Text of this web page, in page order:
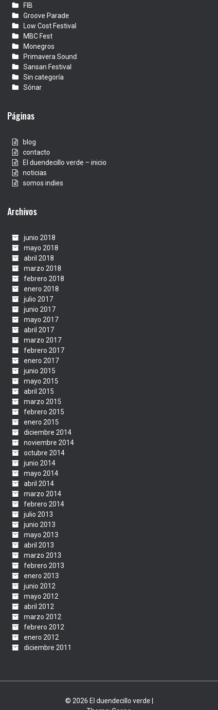
FIB
Groove Parade
Low Cost Festival
MBC Fest
Monegros
Primavera Sound
Sansan Festival
Sin categoría
Sónar
Páginas
blog
contacto
El duendecillo verde – inicio
noticias
somos indies
Archivos
junio 2018
mayo 2018
abril 2018
marzo 2018
febrero 2018
enero 2018
julio 2017
junio 2017
mayo 2017
abril 2017
marzo 2017
febrero 2017
enero 2017
junio 2015
mayo 2015
abril 2015
marzo 2015
febrero 2015
enero 2015
diciembre 2014
noviembre 2014
octubre 2014
junio 2014
mayo 2014
abril 2014
marzo 2014
febrero 2014
julio 2013
junio 2013
mayo 2013
abril 2013
marzo 2013
febrero 2013
enero 2013
junio 2012
mayo 2012
abril 2012
marzo 2012
febrero 2012
enero 2012
diciembre 2011
© 2026 El duendecillo verde |